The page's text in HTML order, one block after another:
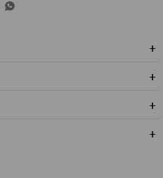
